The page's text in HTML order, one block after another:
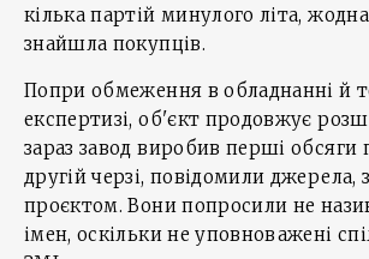
кілька партій минулого літа,
знайшла покупців.
Попри обмеження в обладнанні й
експертизі, об'єкт продовжує
зараз завод виробив перші обсяги
другій черзі, повідомили джерела,
проєктом. Вони попросили не
імен, оскільки не уповноважені